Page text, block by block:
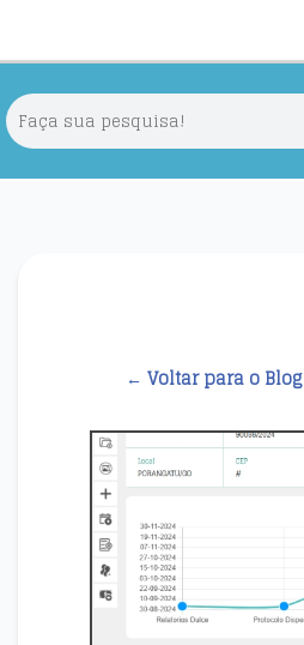
← Voltar para o Blog